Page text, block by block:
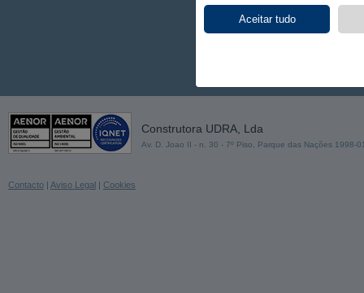
Construtora UDRA, Lda
Av. D. Joao II - n. 30 - 7º Piso, Parque das Nações
Contacto | Aviso Legal | Cookies